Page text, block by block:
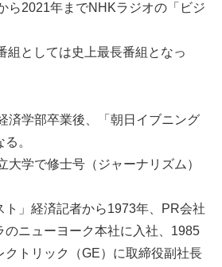
ら2021年までNHKラジオの「ビジ
組としては史上最長番組となっ
済学部卒業後、「朝日イブニング
。
大学で修士号（ジャーナリズム）
ト」経済記者から1973年、PR会社
のニューヨーク本社に入社、1985
クトリック（GE）に取締役副社長